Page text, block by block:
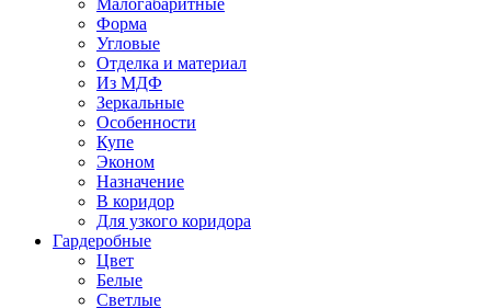
Малогабаритные
Форма
Угловые
Отделка и материал
Из МДФ
Зеркальные
Особенности
Купе
Эконом
Назначение
В коридор
Для узкого коридора
Гардеробные
Цвет
Белые
Светлые